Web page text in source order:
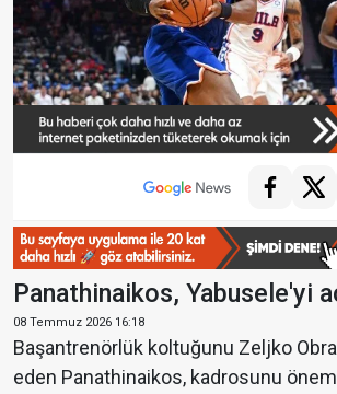
Panathinaikos, Yabusele'yi
08 Temmuz 2026 16:18
Başantrenörlük koltuğunu Zeljko
eden Panathinaikos, kadrosunu